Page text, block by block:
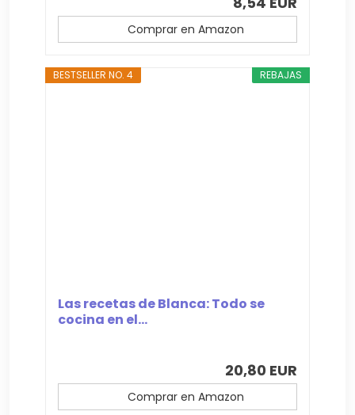
Comprar en Amazon
REBAJAS
BESTSELLER NO. 4
Las recetas de Blanca: Todo se
cocina en el...
20,80 EUR
Comprar en Amazon